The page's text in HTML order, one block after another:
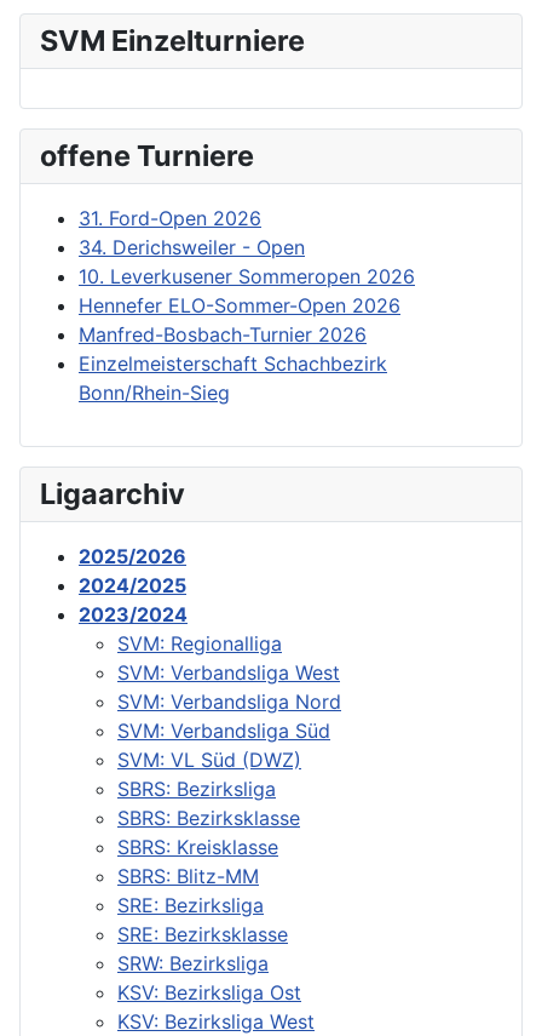
SVM Einzelturniere
offene Turniere
31. Ford-Open 2026
34. Derichsweiler - Open
10. Leverkusener Sommeropen 2026
Hennefer ELO-Sommer-Open 2026
Manfred-Bosbach-Turnier 2026
Einzelmeisterschaft Schachbezirk
Bonn/Rhein-Sieg
Ligaarchiv
2025/2026
2024/2025
2023/2024
SVM: Regionalliga
SVM: Verbandsliga West
SVM: Verbandsliga Nord
SVM: Verbandsliga Süd
SVM: VL Süd (DWZ)
SBRS: Bezirksliga
SBRS: Bezirksklasse
SBRS: Kreisklasse
SBRS: Blitz-MM
SRE: Bezirksliga
SRE: Bezirksklasse
SRW: Bezirksliga
KSV: Bezirksliga Ost
KSV: Bezirksliga West